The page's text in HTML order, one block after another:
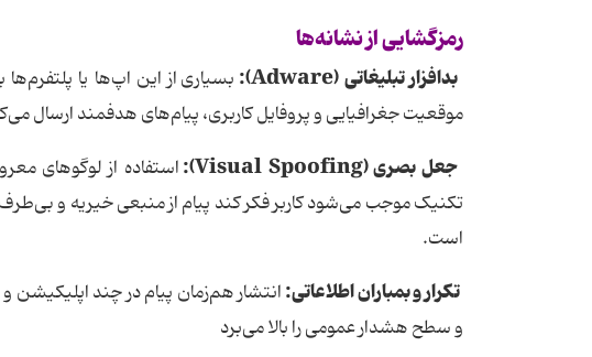
رمزگشاییازنشانهها
بدافزارتبلیغاتی(
Adware):
بسیاری از این اپ‌ها یا
موقعیت جغرافیایی و پروفایل کاربری، پیام‌های هدفمند ارسال
جعلبصری(
Visual Spoofing): استفاده از لوگوهای
تکنیک موجب می‌شود کاربر فکر کند پیام از منبعی خیریه و
است.
تکراروبمباراناطلاعاتی:انتشار هم‌زمان پیام در چند
و سطح هشدار عمومی را بالا می‌برد